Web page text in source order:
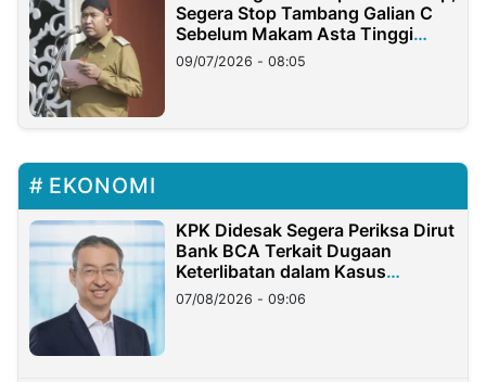
Segera Stop Tambang Galian C
Sebelum Makam Asta Tinggi
Longsor
09/07/2026 - 08:05
EKONOMI
KPK Didesak Segera Periksa Dirut
Bank BCA Terkait Dugaan
Keterlibatan dalam Kasus
Hilangnya Dana Nasabah Rp2,58
Miliar
07/08/2026 - 09:06